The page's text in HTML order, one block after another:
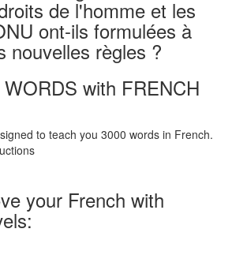
de l'homme et les
ont-ils formulées à
nouvelles règles ?
with FRENCH
to teach you 3000 words in French.
your French with